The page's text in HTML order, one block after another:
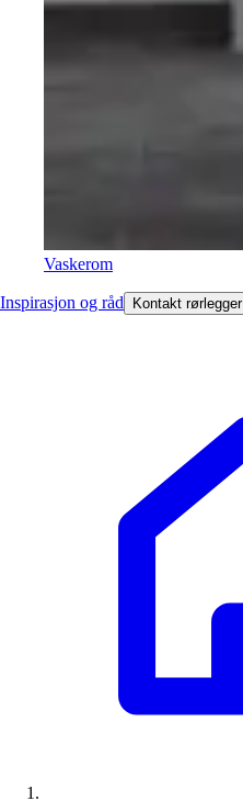
Vaskerom
Inspirasjon og råd Kontakt rørlegger